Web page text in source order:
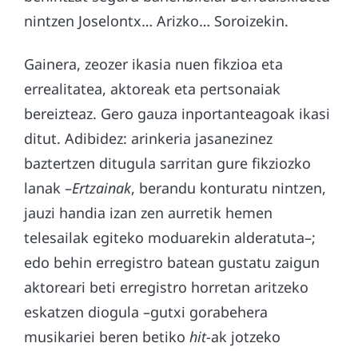
nintzen Joselontx… Arizko… Soroizekin.
Gainera, zeozer ikasia nuen fikzioa eta
errealitatea, aktoreak eta pertsonaiak
bereizteaz. Gero gauza inportanteagoak ikasi
ditut. Adibidez: arinkeria jasanezinez
baztertzen ditugula sarritan gure fikziozko
lanak –Ertzainak, berandu konturatu nintzen,
jauzi handia izan zen aurretik hemen
telesailak egiteko moduarekin alderatuta–;
edo behin erregistro batean gustatu zaigun
aktoreari beti erregistro horretan aritzeko
eskatzen diogula –gutxi gorabehera
musikariei beren betiko hit-ak jotzeko